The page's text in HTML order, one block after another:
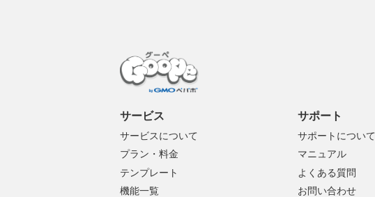
サービス
サービスについて
プラン・料金
テンプレート
機能一覧
サポート
サポートについて
マニュアル
よくある質問
お問い合わせ